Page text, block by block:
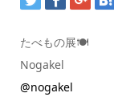
たべもの展🍽️
Nogakel
@nogakel